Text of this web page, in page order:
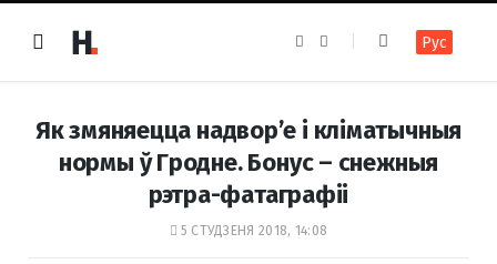
e
o
k
t
r
a
Рус
Як змяняецца надвор’е і кліматычныя
нормы ў Гродне. Бонус – снежныя
рэтра-фатаграфіі
5 СТУДЗЕНЯ 2018, 14:08